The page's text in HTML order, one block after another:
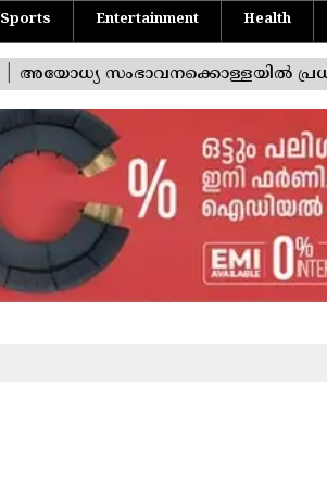
Sports Entertainment Health